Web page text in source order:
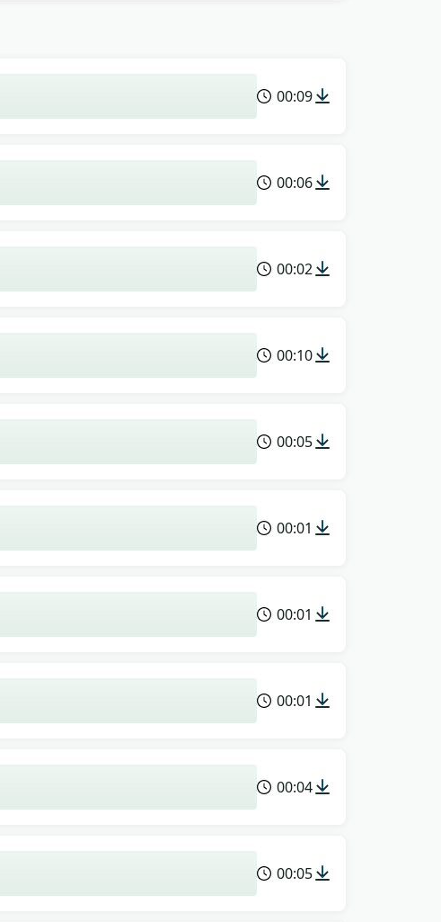
00:09
00:06
00:02
00:10
00:05
00:01
00:01
00:01
00:04
00:05